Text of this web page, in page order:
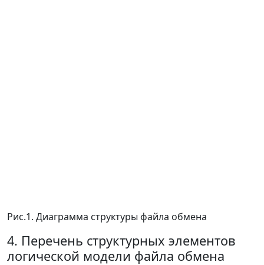
Рис.1. Диаграмма структуры файла обмена
4. Перечень структурных элементов
логической модели файла обмена